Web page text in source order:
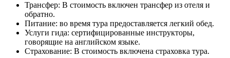
Трансфер: В стоимость включен трансфер из отеля и
обратно.
Питание: во время тура предоставляется легкий обед.
Услуги гида: сертифицированные инструкторы,
говорящие на английском языке.
Страхование: В стоимость включена страховка тура.